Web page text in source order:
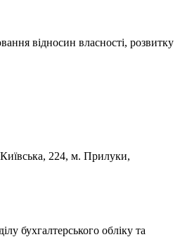
відносин власності, розвитку
224, м. Прилуки,
бухгалтерського обліку та